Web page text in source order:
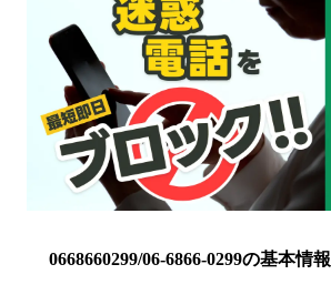
0668660299/06-6866-0299の基本情報